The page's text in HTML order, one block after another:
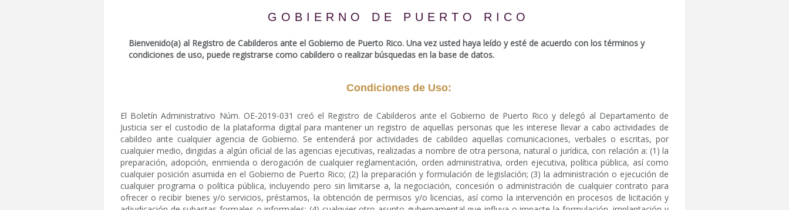
GOBIERNO DE PUERTO RICO
Bienvenido(a) al Registro de Cabilderos ante el Gobierno de Puerto Rico. Una vez usted haya leído y esté de acuerdo con los términos y
condiciones de uso, puede registrarse como cabildero o realizar búsquedas en la base de datos.
Condiciones de Uso:
El Boletín Administrativo Núm. OE-2019-031 creó el Registro de Cabilderos ante el Gobierno de Puerto Rico y delegó al Departamento de
Justicia ser el custodio de la plataforma digital para mantener un registro de aquellas personas que les interese llevar a cabo actividades de
cabildeo ante cualquier agencia de Gobierno. Se entenderá por actividades de cabildeo aquellas comunicaciones, verbales o escritas, por
cualquier medio, dirigidas a algún oficial de las agencias ejecutivas, realizadas a nombre de otra persona, natural o jurídica, con relación a: (1) la
preparación, adopción, enmienda o derogación de cualquier reglamentación, orden administrativa, orden ejecutiva, política pública, así como
cualquier posición asumida en el Gobierno de Puerto Rico; (2) la preparación y formulación de legislación; (3) la administración o ejecución de
cualquier programa o política pública, incluyendo pero sin limitarse a, la negociación, concesión o administración de cualquier contrato para
ofrecer o recibir bienes y/o servicios, préstamos, la obtención de permisos y/o licencias, así como la intervención en procesos de licitación y